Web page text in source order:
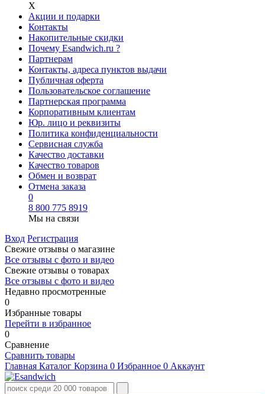
Х
Акции и подарки
Контакты
Накопительные скидки
Почему Esandwich.ru ?
Партнерам
Контакты, адреса пунктов выдачи
Публичная оферта
Пользовательское соглашение
Партнерская программа
Корпоративным клиентам
Юр. лицо и реквизиты
Политика конфиденциальности
Сервисная служба
Качество доставки
Качество товаров
Обмен и возврат
Отмена заказа
0
8 800 775 8919
Мы на связи
Вход Регистрация
Свежие отзывы о магазине
Все отзывы с фото и видео
Свежие отзывы о товарах
Все отзывы c фото и видео
Недавно просмотренные
0
Избранные товары
Перейти в избранное
0
Сравнение
Сравнить товары
Главная Каталог Корзина 0 Избранное 0 Аккаунт